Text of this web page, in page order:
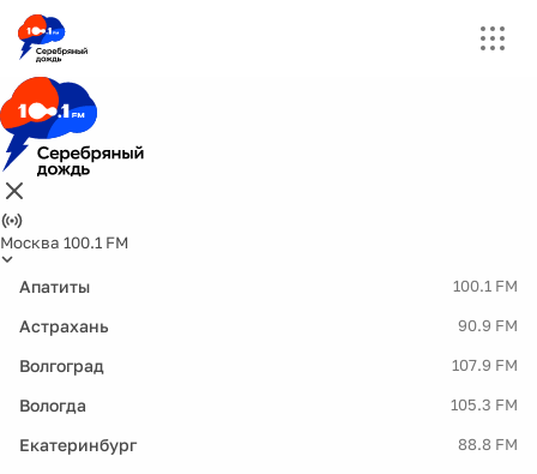
Москва 100.1 FM
Апатиты 100.1 FM
Астрахань 90.9 FM
Волгоград 107.9 FM
Вологда 105.3 FM
Екатеринбург 88.8 FM